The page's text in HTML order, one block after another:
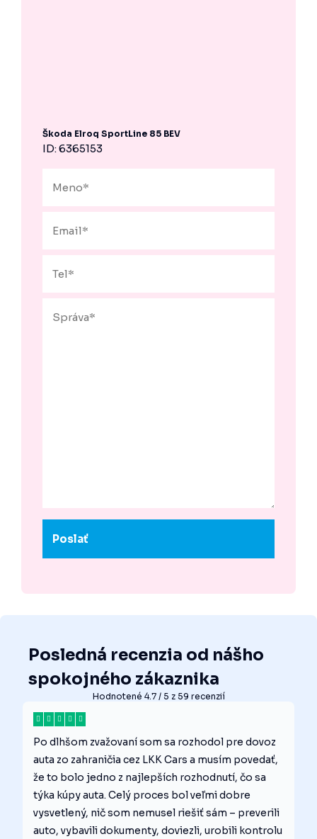
Škoda Elroq SportLine 85 BEV
ID: 6365153
Posledná recenzia od nášho
spokojného zákaznika
Hodnotené 4.7 / 5 z 59 recenzií
Po dlhšom zvažovaní som sa rozhodol pre dovoz
auta zo zahraničia cez LKK Cars a musím povedať,
že to bolo jedno z najlepších rozhodnutí, čo sa
týka kúpy auta. Celý proces bol veľmi dobre
vysvetlený, nič som nemusel riešiť sám – preverili
auto, vybavili dokumenty, doviezli, urobili kontrolu